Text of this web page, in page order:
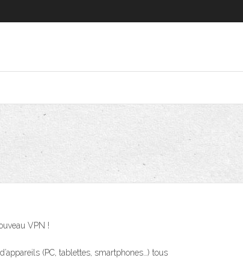
VPN !
(PC, tablettes, smartphones…) tous